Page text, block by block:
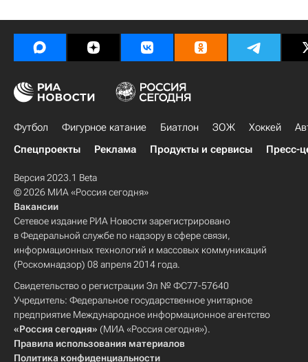
Футбол Фигурное катание Биатлон ЗОЖ Хоккей
Спецпроекты
Реклама Продукты и сервисы Пресс-
Версия 2023.1 Beta
© 2026 МИА «Россия сегодня»
Вакансии
Сетевое издание РИА Новости зарегистрировано
в Федеральной службе по надзору в сфере связи,
информационных технологий и массовых коммуникаций
(Роскомнадзор) 08 апреля 2014 года.
Свидетельство о регистрации Эл № ФС77-57640
Учредитель: Федеральное государственное унитарное
предприятие Международное информационное агентство
«Россия сегодня» (МИА «Россия сегодня»).
Правила использования материалов
Политика конфиденциальности